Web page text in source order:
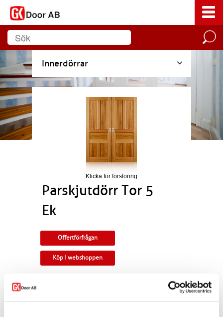
Innerdörrar
Klicka för förstoring
Parskjutdörr Tor 5
Ek
Offertförfrågan
Köp i webshoppen
Parskjutdörr i ek. Rundad profil och urfräsning i
eller infälld i vägg.